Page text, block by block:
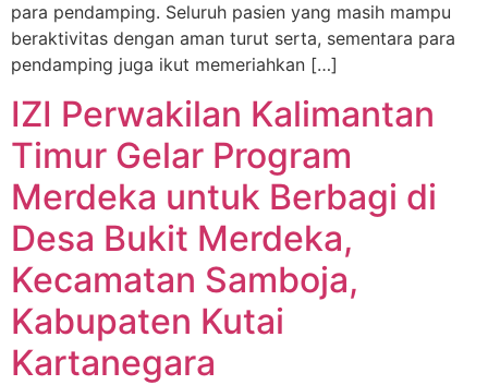
para pendamping. Seluruh pasien yang masih mampu
beraktivitas dengan aman turut serta, sementara para
pendamping juga ikut memeriahkan […]
IZI Perwakilan Kalimantan
Timur Gelar Program
Merdeka untuk Berbagi di
Desa Bukit Merdeka,
Kecamatan Samboja,
Kabupaten Kutai
Kartanegara